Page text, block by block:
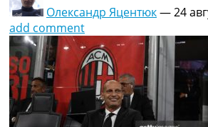
Олександр Яцентюк—24
add comment